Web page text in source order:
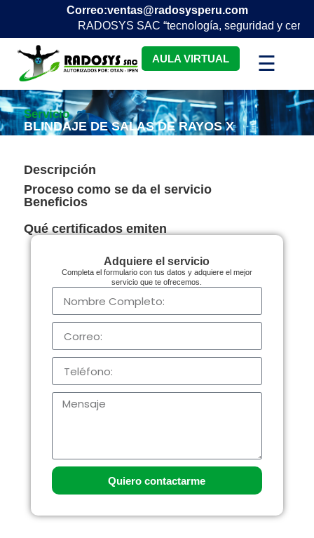
Correo:ventas@radosysperu.com
RADOSYS SAC “tecnología, seguridad y
☰
AULA VIRTUAL
Servicio
BLINDAJE DE SALAS DE RAYOS X
Descripción
Proceso como se da el servicio
Beneficios
Qué certificados emiten
Adquiere el servicio
Completa el formulario con tus datos y adquiere el mejor
servicio que te ofrecemos.
Quiero contactarme